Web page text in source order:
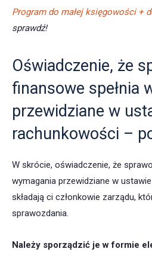
Program do małej księgowości +
sprawdź!
Oświadczenie, że
finansowe spełnia
przewidziane w
rachunkowości –
W skrócie, oświadczenie, że
wymagania przewidziane w
składają ci członkowie zarządu,
sprawozdania.
Należy sporządzić je w formie